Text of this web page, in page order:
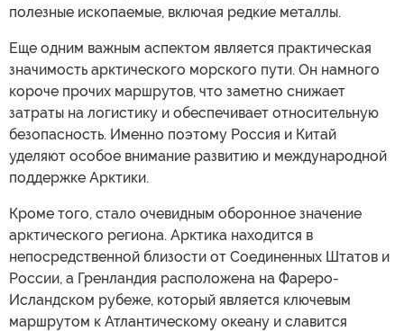
полезные ископаемые, включая редкие металлы.
Еще одним важным аспектом является практическая
значимость арктического морского пути. Он намного
короче прочих маршрутов, что заметно снижает
затраты на логистику и обеспечивает относительную
безопасность. Именно поэтому Россия и Китай
уделяют особое внимание развитию и международной
поддержке Арктики.
Кроме того, стало очевидным оборонное значение
арктического региона. Арктика находится в
непосредственной близости от Соединенных Штатов и
России, а Гренландия расположена на Фареро-
Исландском рубеже, который является ключевым
маршрутом к Атлантическому океану и славится